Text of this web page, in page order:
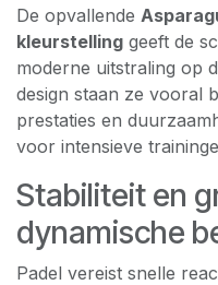
De opvallende
kleurstelling geeft de
moderne uitstraling op
design staan ze vooral
prestaties en
voor intensieve
Stabiliteit en
dynamische
Padel vereist snelle